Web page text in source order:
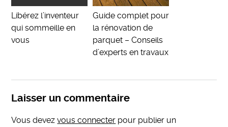
Libérez l’inventeur
qui sommeille en
vous
Guide complet pour
la rénovation de
parquet – Conseils
d’experts en travaux
Laisser un commentaire
Vous devezvous connecter pour publier un